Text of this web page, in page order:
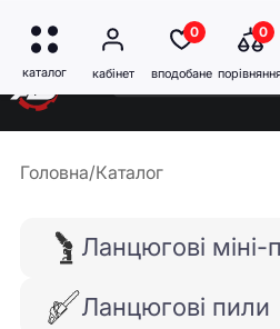
Безкоштовна доставка
0 0
Головна/Каталог
Ланцюгові міні-
Ланцюгові пили